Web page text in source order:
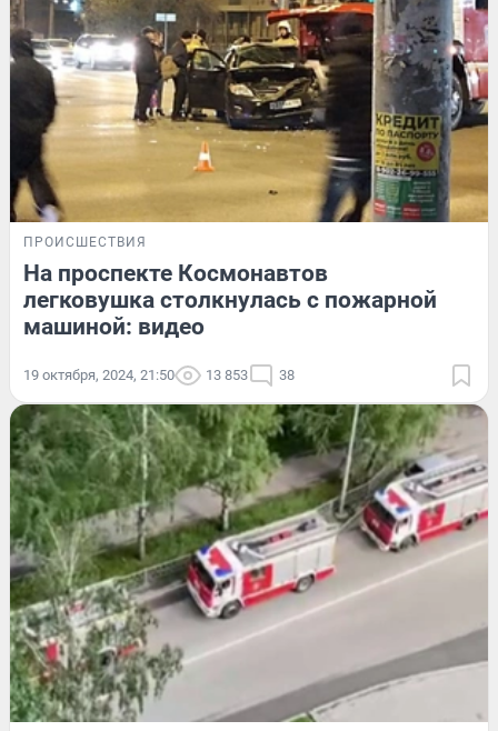
ПРОИСШЕСТВИЯ
На проспекте Космонавтов
легковушка столкнулась с пожарной
машиной: видео
19 октября, 2024, 21:50 13 853 38